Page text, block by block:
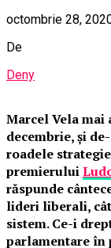
octombrie 28,
De
Deny
Marcel Vela mai
decembrie, și
roadele
premierului
răspunde
lideri liberali,
sistem. Ce-i
parlamentare în